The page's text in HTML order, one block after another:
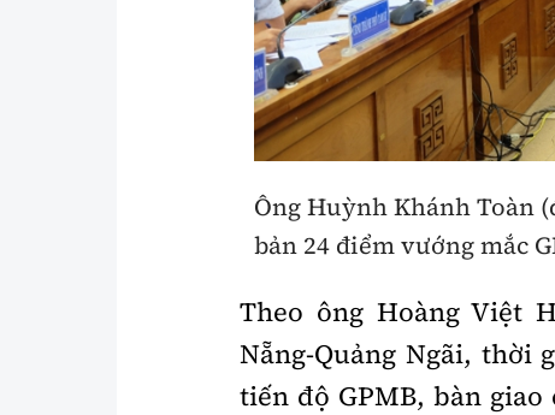
Lao động - Công đoàn
Showbiz
Điện ảnh
Âm nhạc
Thế giới xây dựng
Lối sống
Ẩm thực
Ông Huỳnh Khánh Toàn
bản 24 điểm vướng mắc
Theo ông Hoàng Việt
Nẵng-Quảng Ngãi, thời
tiến độ GPMB, bàn